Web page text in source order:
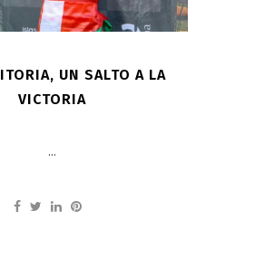
UN SALTO A LA
VICTORIA
...